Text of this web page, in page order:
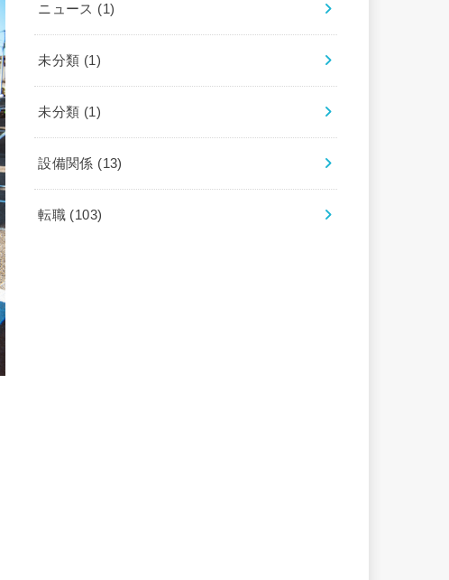
ニュース (1)
未分類 (1)
未分類 (1)
設備関係 (13)
転職 (103)